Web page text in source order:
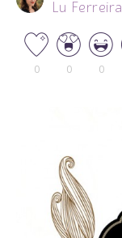
Lu Ferreira
0 0 0